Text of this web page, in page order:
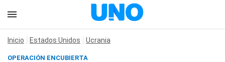
Inicio Estados Unidos Ucrania
OPERACIÓN ENCUBIERTA